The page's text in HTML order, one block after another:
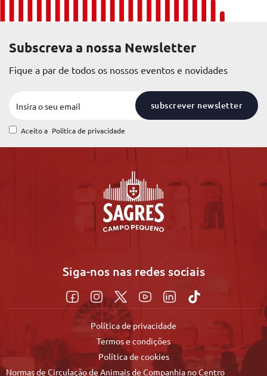
Subscreva a nossa Newsletter
Fique a par de todos os nossos eventos e novidades
subscrever newsletter
Aceito a Política de privacidade
Siga-nos nas redes sociais
Política de privacidade
Termos e condições
Política de cookies
Normas de Circulação de Animais de Companhia no Centro